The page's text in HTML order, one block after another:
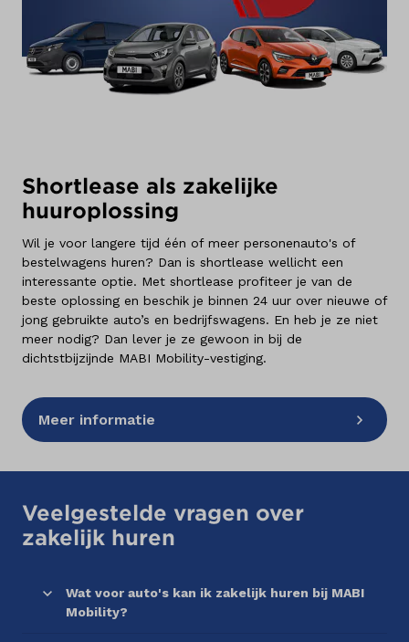
Shortlease als zakelijke
huuroplossing
Wil je voor langere tijd één of meer personenauto's of
bestelwagens huren? Dan is shortlease wellicht een
interessante optie. Met shortlease profiteer je van de
beste oplossing en beschik je binnen 24 uur over nieuwe of
jong gebruikte auto’s en bedrijfswagens. En heb je ze niet
meer nodig? Dan lever je ze gewoon in bij de
dichtstbijzijnde MABI Mobility-vestiging.
Meer informatie
Veelgestelde vragen over
zakelijk huren
Wat voor auto's kan ik zakelijk huren bij MABI
Mobility?